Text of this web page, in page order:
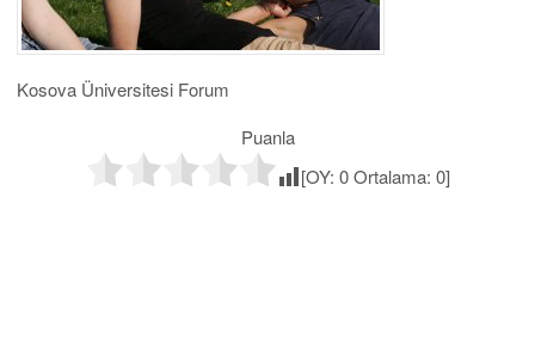
Kosova Üniversitesi Forum
Puanla
[OY: 0Ortalama: 0]